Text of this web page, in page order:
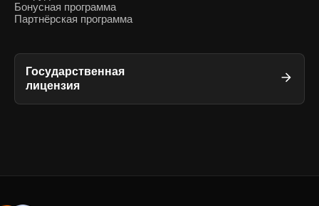
Бонусная программа
Партнёрская программа
Государственная
лицензия